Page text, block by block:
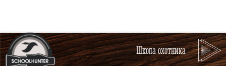
Школа охотника